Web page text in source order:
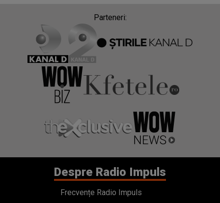
Parteneri:
Despre Radio Impuls
Frecvențe Radio Impuls